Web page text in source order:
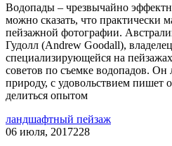
Водопады – чрезвычайно
можно сказать, что практически
пейзажной фотографии.
Гудолл (Andrew Goodall),
специализирующейся на
советов по съемке водопадов.
природу, с удовольствием пишет
делиться опытом
ландшафтный пейзаж
06 июля, 2017228